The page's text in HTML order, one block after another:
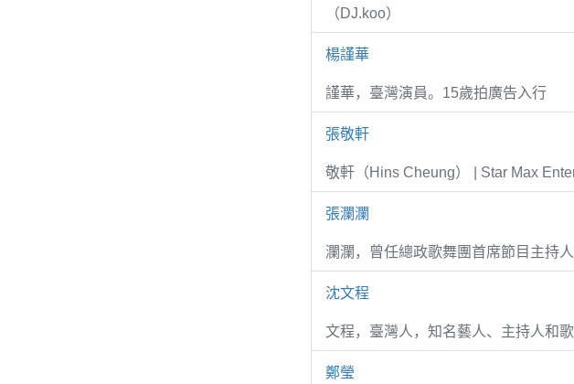
（DJ.koo）
楊謹華
謹華，臺灣演員。15歲拍廣告入行
張敬軒
敬軒（Hins Cheung） | Star Max
張瀾瀾
瀾瀾，曾任總政歌舞團首席節目主持人
沈文程
文程，臺灣人，知名藝人、主持人和歌
鄭瑩